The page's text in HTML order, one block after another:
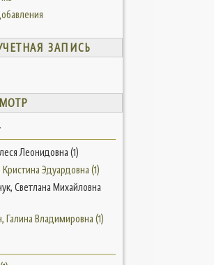
ЗАПИСЬ
Леонидовна (1)
Эдуардовна (1)
Светлана Михайловна
Галина Владимировна (1)